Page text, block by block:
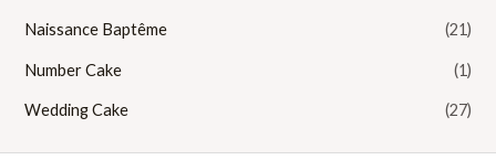
Naissance Baptême (21)
Number Cake (1)
Wedding Cake (27)